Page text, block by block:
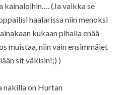
kainaloihin…. (Ja vaikka se
haalarissa niin menoksi
kukaan pihalla enää
muistaa, niin vain ensimmäiet
sit väkisin!;) )
nakilla on Hurtan